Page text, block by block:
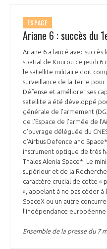
PRÉSENTATION
NOTRE VISION
NOS MISSIONS
NOTRE HISTOIRE
ORGANISATION
LE CONSEIL DU GIFAS
L’ÉQUIPE DU GIFAS
NOS RÉSEAUX À
FONCTIONNEMENT
GEADS
COMITÉ AERO PME
STARTAIR
COMMISSIONS ET COMITÉS
ACCOMPAGNEMENT DE
LES PROGRAMMES DU GIFAS
UN ÉCOSYSTÈME INTÉGRÉ ET
POURQUOI DEVENIR MEMBRE ?
LA MÉDIATION
LA MÉDIATION DANS LA FILIÈRE
LE MÉDIATEUR DE LA FILIÈRE
MÉDIATION ET CHARTE
CLIENTS
LE SALON DU BOURGET
CHIFFRES CLÉS
24
25
31
ESPACE
Ariane 6 : succès du
Ariane 6 a lancé avec
spatial de Kourou ce jeudi 6
le satellite militaire doit
surveillance de la Terre
Défense et améliorer ses
satellite a été développé
générale de l’armement
de l’Espace de l’armée de
d’ouvrage déléguée du
d’Airbus Defence and
instrument optique de très
Thales Alenia Space*. Le
supérieur et de la
caractère crucial de cette «
», appelant à ne pas céder
SpaceX ou un autre
l’indépendance européenne
Ensemble de la presse du 7
Découvrez les
Rencontres,